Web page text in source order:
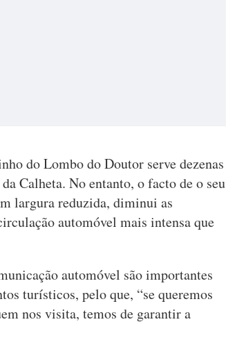
do Lombo do Doutor serve dezenas
Calheta. No entanto, o facto de o seu
largura reduzida, diminui as
automóvel mais intensa que
automóvel são importantes
turísticos, pelo que, “se queremos
nos visita, temos de garantir a